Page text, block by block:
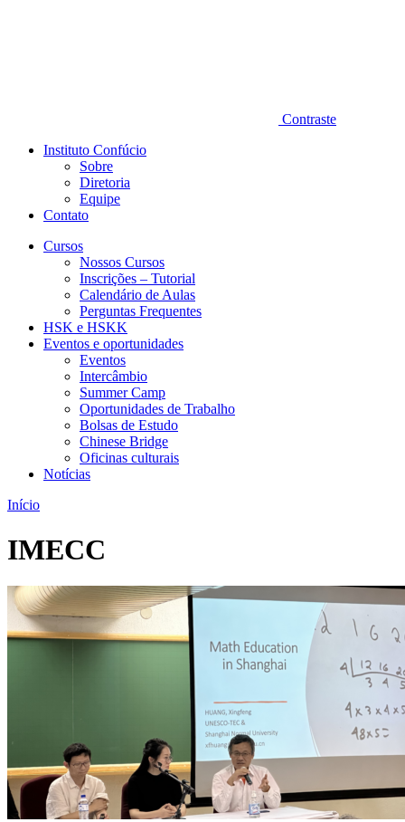
Contraste
Instituto Confúcio
Sobre
Diretoria
Equipe
Contato
Cursos
Nossos Cursos
Inscrições – Tutorial
Calendário de Aulas
Perguntas Frequentes
HSK e HSKK
Eventos e oportunidades
Eventos
Intercâmbio
Summer Camp
Oportunidades de Trabalho
Bolsas de Estudo
Chinese Bridge
Oficinas culturais
Notícias
Início
IMECC